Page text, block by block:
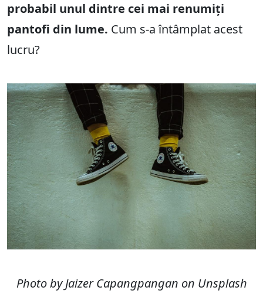
probabil unul dintre cei mai renumiți
pantofi din lume. Cum s-a întâmplat acest
lucru?
Photo by Jaizer Capangpangan on Unsplash